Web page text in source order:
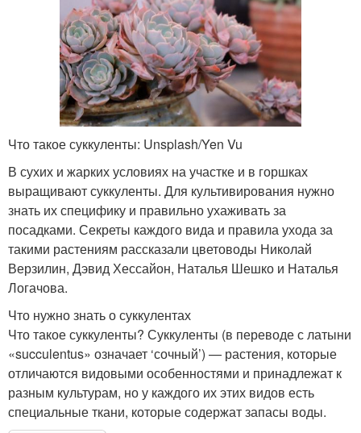
Что такое суккуленты: Unsplash/Yen Vu
В сухих и жарких условиях на участке и в горшках
выращивают суккуленты. Для культивирования нужно
знать их специфику и правильно ухаживать за
посадками. Секреты каждого вида и правила ухода за
такими растениям рассказали цветоводы Николай
Верзилин, Дэвид Хессайон, Наталья Шешко и Наталья
Логачова.
Что нужно знать о суккулентах
Что такое суккуленты? Суккуленты (в переводе с латыни
«succulentus» означает ‘сочный’) — растения, которые
отличаются видовыми особенностями и принадлежат к
разным культурам, но у каждого их этих видов есть
специальные ткани, которые содержат запасы воды.